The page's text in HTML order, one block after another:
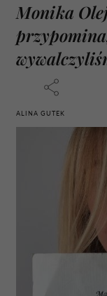
Monika
ALINA GUTEK